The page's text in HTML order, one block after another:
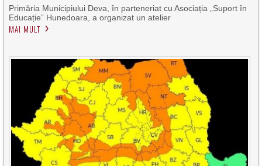
Primăria Municipiului Deva, în parteneriat cu Asociația „Suport în
Educație” Hunedoara, a organizat un atelier
MAI MULT